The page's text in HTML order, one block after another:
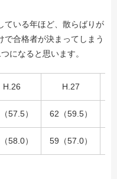
ている年ほど、散らばりが
で合格者が決まってしまう
になると思います。
H.26 H.27
57.5） 62（59.5）
58.0） 59（57.0）